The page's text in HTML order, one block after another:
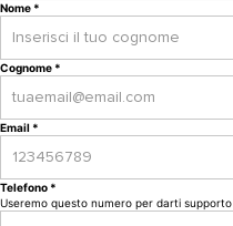
Nome *
Cognome *
Email *
Telefono *
Useremo questo numero per darti supporto